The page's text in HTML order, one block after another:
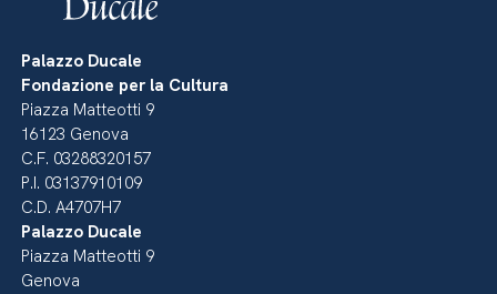
Palazzo Ducale
Fondazione per la Cultura
Piazza Matteotti 9
16123 Genova
C.F. 03288320157
P.I. 03137910109
C.D. A4707H7
Palazzo Ducale
Piazza Matteotti 9
Genova